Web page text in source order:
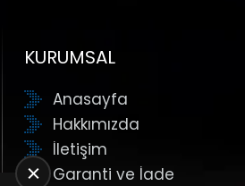
KURUMSAL
Anasayfa
Hakkımızda
İletişim
Garanti ve İade